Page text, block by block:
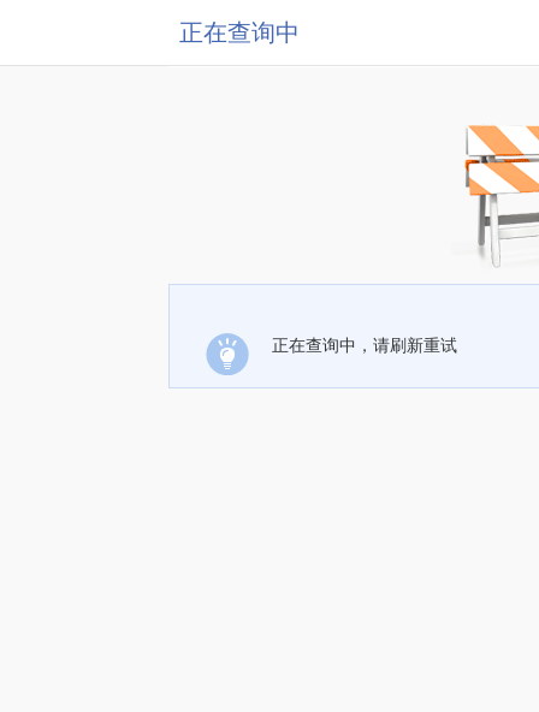
正在查询中
正在查询中，请刷新重试